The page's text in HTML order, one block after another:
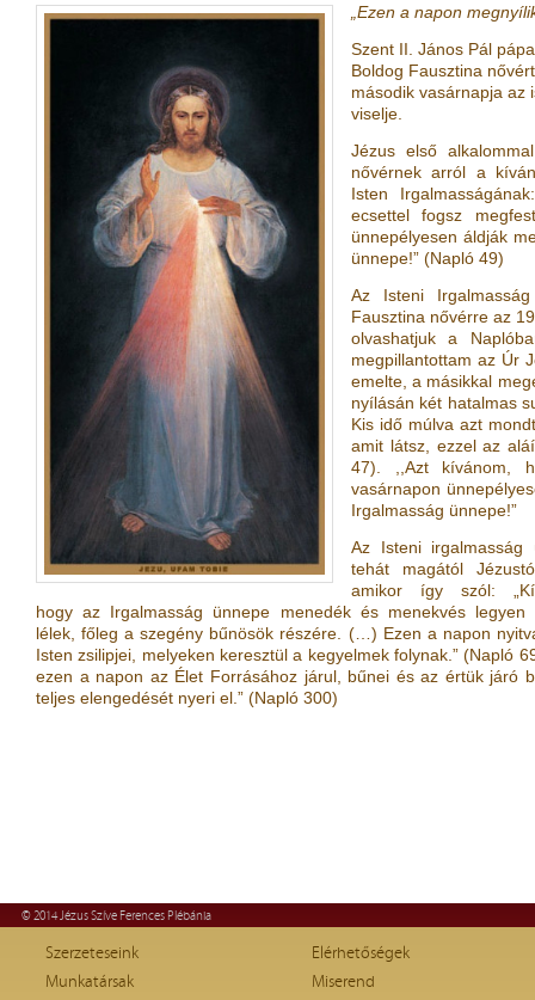
„Ezen a napon
Szent II. János Pál
Boldog Fausztina
második vasárnapja az
viselje.
Jézus első
nővérnek arról a
Isten
ecsettel fogsz
ünnepélyesen áldják
ünnepe!” (Napló 49)
Az Isteni
Fausztina nővérre az
olvashatjuk a
megpillantottam az Úr
emelte, a másikkal
nyílásán két hatalmas
Kis idő múlva azt
amit látsz, ezzel az
47). ,,Azt kívánom,
vasárnapon
Irgalmasság ünnepe!”
Az Isteni irgalmasság
tehát magától
amikor így szól:
hogy az Irgalmasság ünnepe menedék és menekvés legyen
lélek, főleg a szegény bűnösök részére. (…) Ezen a napon
Isten zsilipjei, melyeken keresztül a kegyelmek folynak.” (Napló
ezen a napon az Élet Forrásához járul, bűnei és az értük járó
teljes elengedését nyeri el.” (Napló 300)
© 2014 Jézus Szíve Ferences Plébánia
Szerzeteseink
Munkatársak
Elérhetőségek
Miserend